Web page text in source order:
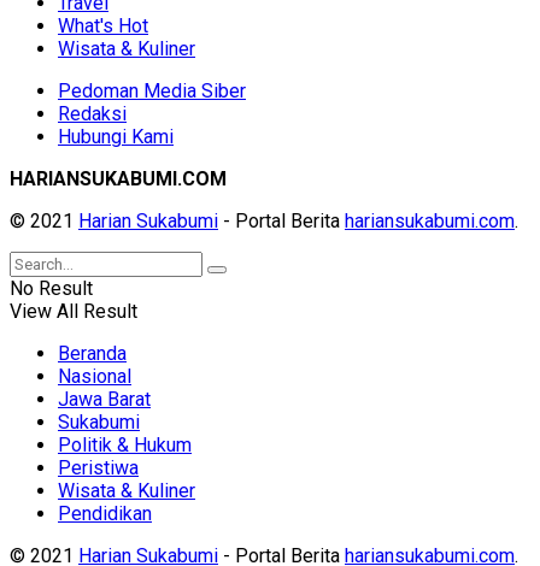
What's Hot
Wisata & Kuliner
Pedoman Media Siber
Redaksi
Hubungi Kami
HARIANSUKABUMI.COM
© 2021 Harian Sukabumi - Portal Berita hariansukabumi.com.
No Result
View All Result
Beranda
Nasional
Jawa Barat
Sukabumi
Politik & Hukum
Peristiwa
Wisata & Kuliner
Pendidikan
© 2021 Harian Sukabumi - Portal Berita hariansukabumi.com.